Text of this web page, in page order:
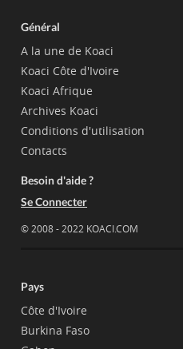
Général
A la une de Koaci
Koaci Côte d'Ivoire
Koaci Afrique
Archives Koaci
Conditions d'utilisation
Contacts
Besoin d'aide ?
Se Connecter
© 2008 - 2022 KOACI.COM
Pays
Côte d'Ivoire
Burkina Faso